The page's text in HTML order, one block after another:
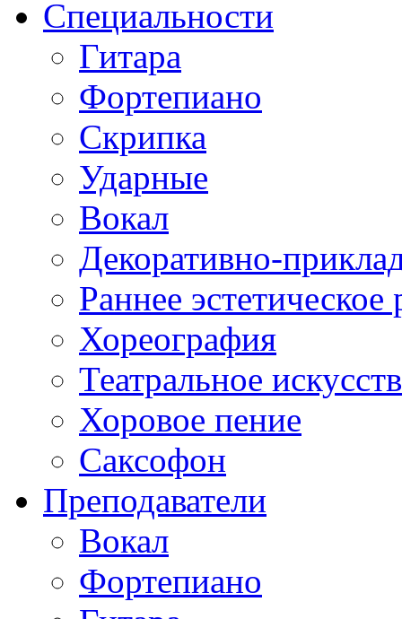
Специальности
Гитара
Фортепиано
Скрипка
Ударные
Вокал
Декоративно-
Раннее эстетическое
Хореография
Театральное
Хоровое пение
Саксофон
Преподаватели
Вокал
Фортепиано